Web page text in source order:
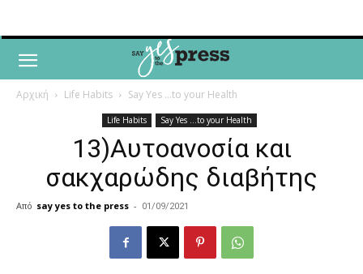
Αρχική Life Habits Say Yes ...to your Health
Life Habits Say Yes ...to your Health
13)Αυτοανοσία και
σακχαρώδης διαβήτης
Από say yes to the press - 01/09/2021